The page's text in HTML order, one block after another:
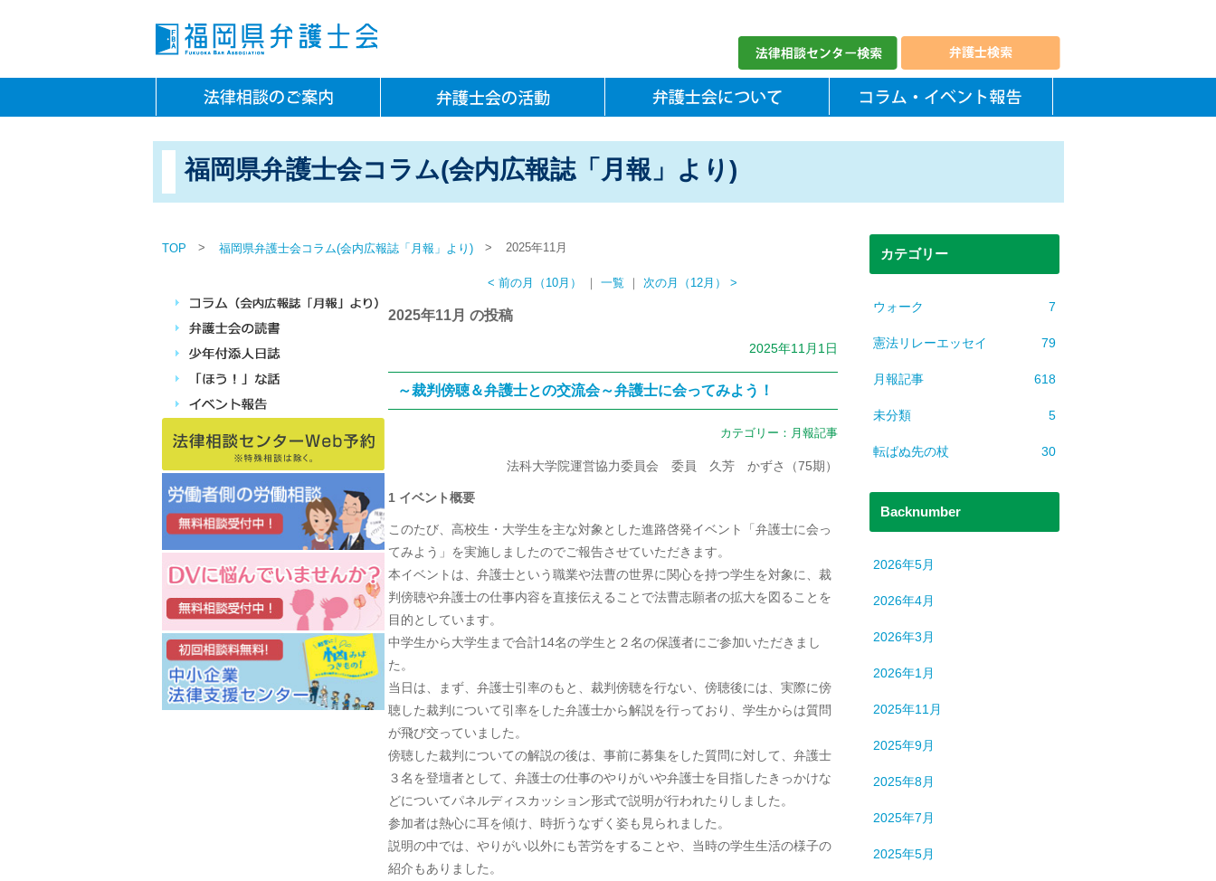
福岡県弁護士会コラム(会内広報誌「月報」より)
TOP > 福岡県弁護士会コラム(会内広報誌「月報」より)> 2025年11月
< 前の月（10月） 一覧 次の月（12月） >
2025年11月 の投稿
2025年11月1日
～裁判傍聴＆弁護士との交流会～弁護士に会ってみよう！
カテゴリー： 月報記事
法科大学院運営協力委員会 委員 久芳 かずさ（75期）
1 イベント概要
このたび、高校生・大学生を主な対象とした進路啓発イベント「弁護士に会っ
てみよう」を実施しましたのでご報告させていただきます。
本イベントは、弁護士という職業や法曹の世界に関心を持つ学生を対象に、裁
判傍聴や弁護士の仕事内容を直接伝えることで法曹志願者の拡大を図ることを
目的としています。
中学生から大学生まで合計14名の学生と２名の保護者にご参加いただきまし
た。
当日は、まず、弁護士引率のもと、裁判傍聴を行ない、傍聴後には、実際に傍
聴した裁判について引率をした弁護士から解説を行っており、学生からは質問
が飛び交っていました。
傍聴した裁判についての解説の後は、事前に募集をした質問に対して、弁護士
３名を登壇者として、弁護士の仕事のやりがいや弁護士を目指したきっかけな
どについてパネルディスカッション形式で説明が行われたりしました。
参加者は熱心に耳を傾け、時折うなずく姿も見られました。
説明の中では、やりがい以外にも苦労をすることや、当時の学生生活の様子の
紹介もありました。
カテゴリー
ウォーク 7
憲法リレーエッセイ 79
月報記事 618
未分類 5
転ばぬ先の杖 30
Backnumber
2026年5月
2026年4月
2026年3月
2026年1月
2025年11月
2025年9月
2025年8月
2025年7月
2025年5月